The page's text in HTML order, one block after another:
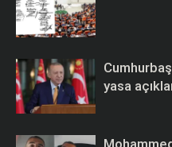
yasa